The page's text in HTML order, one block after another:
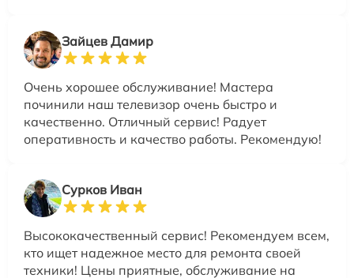
Зайцев Дамир
Очень хорошее обслуживание! Мастера
починили наш телевизор очень быстро и
качественно. Отличный сервис! Радует
оперативность и качество работы. Рекомендую!
Сурков Иван
Высококачественный сервис! Рекомендуем всем,
кто ищет надежное место для ремонта своей
техники! Цены приятные, обслуживание на